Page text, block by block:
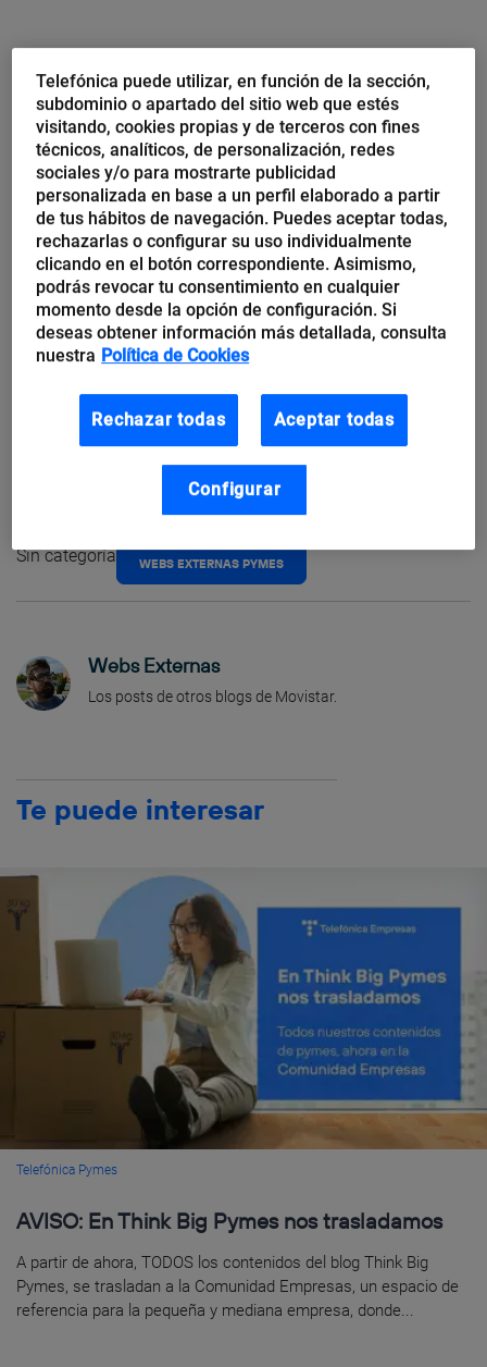
Sin categoría WEBS EXTERNAS PYMES
Webs Externas
Los posts de otros blogs de Movistar.
Te puede interesar
Telefónica Pymes
AVISO: En Think Big Pymes nos trasladamos
A partir de ahora, TODOS los contenidos del blog Think Big
Pymes, se trasladan a la Comunidad Empresas, un espacio de
referencia para la pequeña y mediana empresa, donde...
Telefónica puede utilizar, en función de la sección,
subdominio o apartado del sitio web que estés
visitando, cookies propias y de terceros con fines
técnicos, analíticos, de personalización, redes
sociales y/o para mostrarte publicidad
personalizada en base a un perfil elaborado a partir
de tus hábitos de navegación. Puedes aceptar todas,
rechazarlas o configurar su uso individualmente
clicando en el botón correspondiente. Asimismo,
podrás revocar tu consentimiento en cualquier
momento desde la opción de configuración. Si
deseas obtener información más detallada, consulta
nuestra Política de Cookies
Rechazar todas Aceptar todas
Configurar